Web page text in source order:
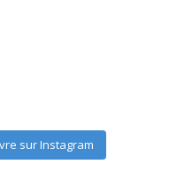
sur Instagram